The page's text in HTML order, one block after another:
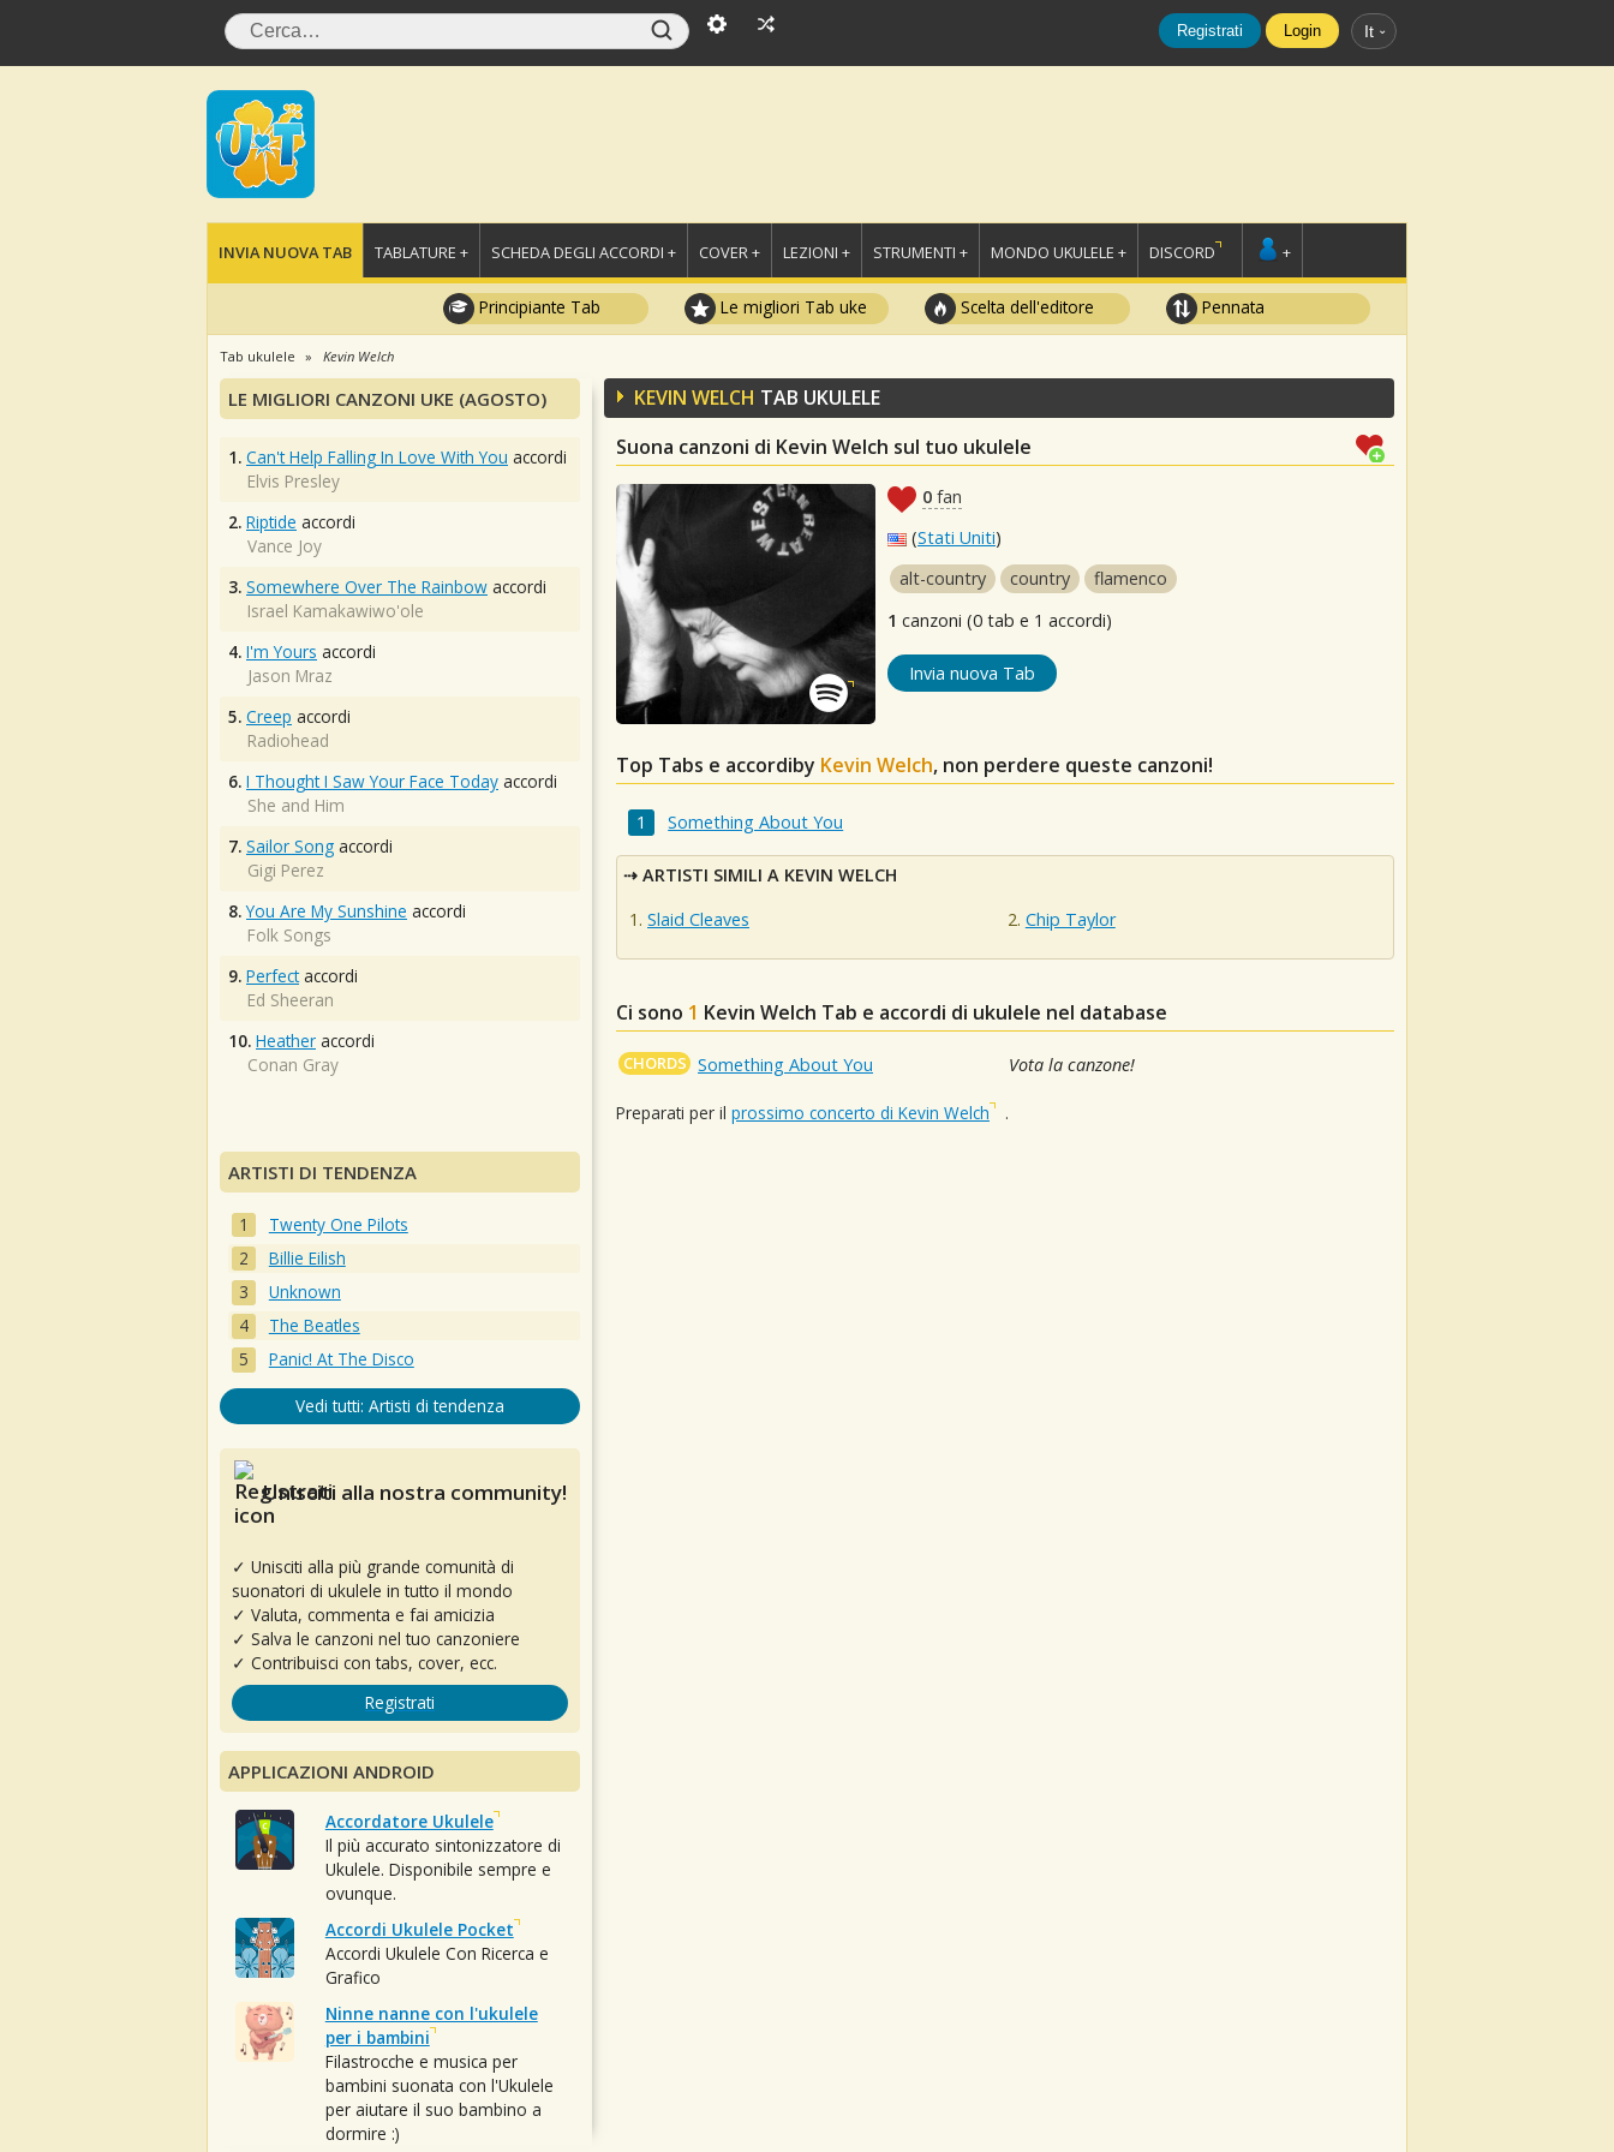
Registrati Login It
INVIA NUOVA TAB TABLATURE + SCHEDA DEGLI ACCORDI + COVER + LEZIONI + STRUMENTI + MONDO UKULELE + DISCORD +
Principiante Tab Le migliori Tab uke Scelta dell'editore Pennata
Tab ukulele Kevin Welch
KEVIN WELCH TAB UKULELE
Suona canzoni di Kevin Welch sul tuo ukulele
0 fan
(Stati Uniti)
alt-country
country
flamenco
1 canzoni (0 tab e 1 accordi)
Invia nuova Tab
Top Tabs e accordiby Kevin Welch, non perdere queste canzoni!
Something About You
ARTISTI SIMILI A KEVIN WELCH
Slaid Cleaves
Chip Taylor
Ci sono 1 Kevin Welch Tab e accordi di ukulele nel database
CHORDS Something About You Vota la canzone!
Preparati per il prossimo concerto di Kevin Welch .
LE MIGLIORI CANZONI UKE (AGOSTO)
1. Can't Help Falling In Love With You accordi
Elvis Presley
2. Riptide accordi
Vance Joy
3. Somewhere Over The Rainbow accordi
Israel Kamakawiwo'ole
4. I'm Yours accordi
Jason Mraz
5. Creep accordi
Radiohead
6. I Thought I Saw Your Face Today accordi
She and Him
7. Sailor Song accordi
Gigi Perez
8. You Are My Sunshine accordi
Folk Songs
9. Perfectaccordi
Ed Sheeran
10. Heather accordi
Conan Gray
ARTISTI DI TENDENZA
Twenty One Pilots
Billie Eilish
Unknown
The Beatles
Panic! At The Disco
Vedi tutti: Artisti di tendenza
Unisciti alla nostra community!
✓ Unisciti alla più grande comunità di
suonatori di ukulele in tutto il mondo
✓ Valuta, commenta e fai amicizia
✓ Salva le canzoni nel tuo canzoniere
✓ Contribuisci con tabs, cover, ecc.
Registrati
APPLICAZIONI ANDROID
Accordatore Ukulele
Il più accurato sintonizzatore di
Ukulele. Disponibile sempre e
ovunque.
Accordi Ukulele Pocket
Accordi Ukulele Con Ricerca e
Grafico
Ninne nanne con l'ukulele
per i bambini
Filastrocche e musica per
bambini suonata con l'Ukulele
per aiutare il suo bambino a
dormire :)